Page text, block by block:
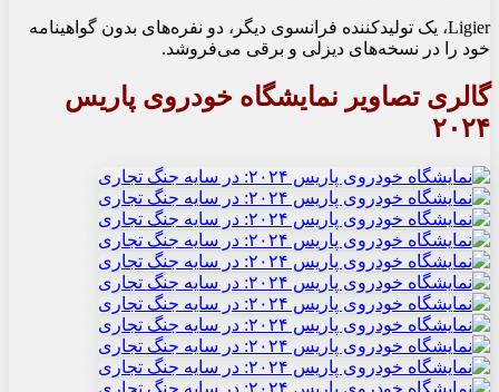
Ligier، یک تولیدکننده فرانسوی دیگر، دو نفره‌های بدون گواهینامه
خود را در نسخه‌های دیزلی و برقی می‌فروشد.
گالری تصاویر نمایشگاه خودروی پاریس
۲۰۲۴